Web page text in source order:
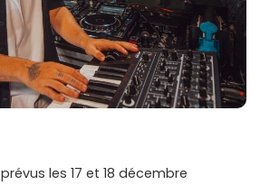
prévus les 17 et 18 décembre